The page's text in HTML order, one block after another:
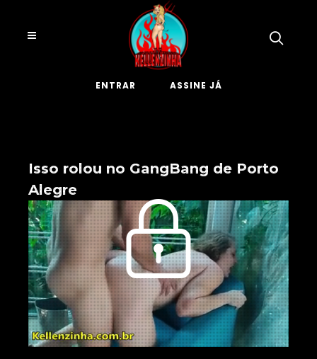
ENTRAR ASSINE JÁ
Isso rolou no GangBang de Porto
Alegre